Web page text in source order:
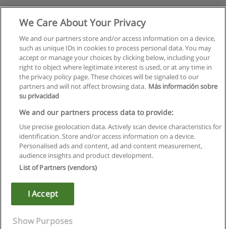
Règles d'utilisation
Confidentialité des données
Copyright © Educaedu Business S.L. - CIF : B-95610580: -
We Care About Your Privacy
We and our partners store and/or access information on a device,
such as unique IDs in cookies to process personal data. You may
accept or manage your choices by clicking below, including your
right to object where legitimate interest is used, or at any time in
the privacy policy page. These choices will be signaled to our
partners and will not affect browsing data. Más información sobre
su privacidad
We and our partners process data to provide:
Use precise geolocation data. Actively scan device characteristics for
identification. Store and/or access information on a device.
Personalised ads and content, ad and content measurement,
audience insights and product development.
List of Partners (vendors)
I Accept
Show Purposes